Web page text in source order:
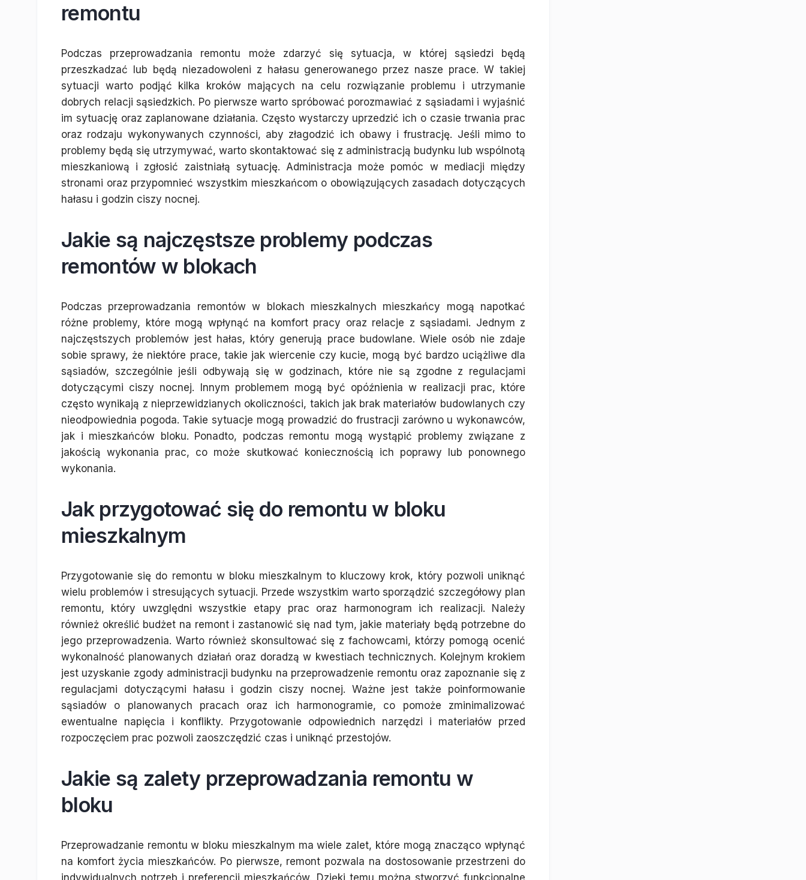
remontu
Podczas przeprowadzania remontu może zdarzyć się sytuacja, w której sąsiedzi będą
przeszkadzać lub będą niezadowoleni z hałasu generowanego przez nasze prace. W takiej
sytuacji warto podjąć kilka kroków mających na celu rozwiązanie problemu i utrzymanie
dobrych relacji sąsiedzkich. Po pierwsze warto spróbować porozmawiać z sąsiadami i wyjaśnić
im sytuację oraz zaplanowane działania. Często wystarczy uprzedzić ich o czasie trwania prac
oraz rodzaju wykonywanych czynności, aby złagodzić ich obawy i frustrację. Jeśli mimo to
problemy będą się utrzymywać, warto skontaktować się z administracją budynku lub wspólnotą
mieszkaniową i zgłosić zaistniałą sytuację. Administracja może pomóc w mediacji między
stronami oraz przypomnieć wszystkim mieszkańcom o obowiązujących zasadach dotyczących
hałasu i godzin ciszy nocnej.
Jakie są najczęstsze problemy podczas
remontów w blokach
Podczas przeprowadzania remontów w blokach mieszkalnych mieszkańcy mogą napotkać
różne problemy, które mogą wpłynąć na komfort pracy oraz relacje z sąsiadami. Jednym z
najczęstszych problemów jest hałas, który generują prace budowlane. Wiele osób nie zdaje
sobie sprawy, że niektóre prace, takie jak wiercenie czy kucie, mogą być bardzo uciążliwe dla
sąsiadów, szczególnie jeśli odbywają się w godzinach, które nie są zgodne z regulacjami
dotyczącymi ciszy nocnej. Innym problemem mogą być opóźnienia w realizacji prac, które
często wynikają z nieprzewidzianych okoliczności, takich jak brak materiałów budowlanych czy
nieodpowiednia pogoda. Takie sytuacje mogą prowadzić do frustracji zarówno u wykonawców,
jak i mieszkańców bloku. Ponadto, podczas remontu mogą wystąpić problemy związane z
jakością wykonania prac, co może skutkować koniecznością ich poprawy lub ponownego
wykonania.
Jak przygotować się do remontu w bloku
mieszkalnym
Przygotowanie się do remontu w bloku mieszkalnym to kluczowy krok, który pozwoli uniknąć
wielu problemów i stresujących sytuacji. Przede wszystkim warto sporządzić szczegółowy plan
remontu, który uwzględni wszystkie etapy prac oraz harmonogram ich realizacji. Należy
również określić budżet na remont i zastanowić się nad tym, jakie materiały będą potrzebne do
jego przeprowadzenia. Warto również skonsultować się z fachowcami, którzy pomogą ocenić
wykonalność planowanych działań oraz doradzą w kwestiach technicznych. Kolejnym krokiem
jest uzyskanie zgody administracji budynku na przeprowadzenie remontu oraz zapoznanie się z
regulacjami dotyczącymi hałasu i godzin ciszy nocnej. Ważne jest także poinformowanie
sąsiadów o planowanych pracach oraz ich harmonogramie, co pomoże zminimalizować
ewentualne napięcia i konflikty. Przygotowanie odpowiednich narzędzi i materiałów przed
rozpoczęciem prac pozwoli zaoszczędzić czas i uniknąć przestojów.
Jakie są zalety przeprowadzania remontu w
bloku
Przeprowadzanie remontu w bloku mieszkalnym ma wiele zalet, które mogą znacząco wpłynąć
na komfort życia mieszkańców. Po pierwsze, remont pozwala na dostosowanie przestrzeni do
indywidualnych potrzeb i preferencji mieszkańców. Dzięki temu można stworzyć funkcjonalne